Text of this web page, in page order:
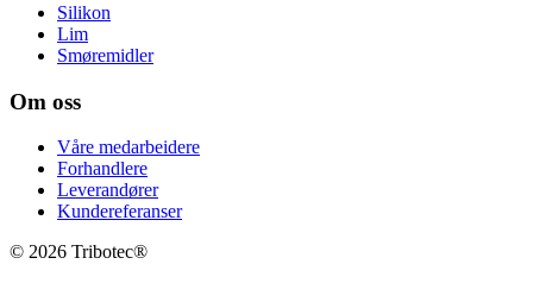
Silikon
Lim
Smøremidler
Om oss
Våre medarbeidere
Forhandlere
Leverandører
Kundereferanser
© 2026 Tribotec®